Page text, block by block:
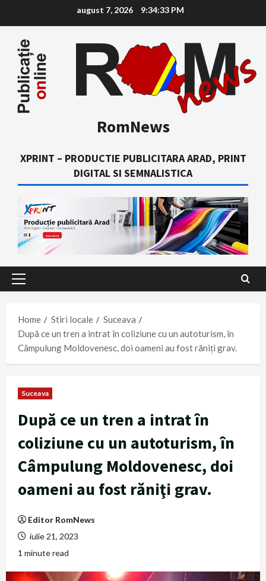
content
august 7, 2026 9:34:34 PM
RomNews
XPRINT – PRODUCTIE PUBLICITARA ARAD, PRINT
DIGITAL SI SEMNALISTICA
Primary
Home
Stiri locale
Suceava
După ce un tren a intrat în coliziune cu un autoturism, în
Câmpulung Moldovenesc, doi oameni au fost răniţi grav.
Suceava
După ce un tren a intrat în
coliziune cu un autoturism, în
Câmpulung Moldovenesc, doi
oameni au fost răniţi grav.
Editor RomNews
iulie 21, 2023
1 minute read